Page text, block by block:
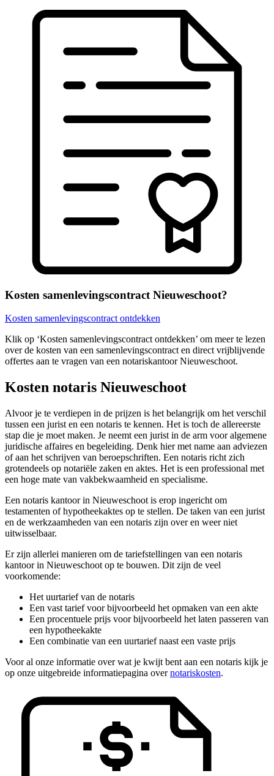
Kosten samenlevingscontract Nieuweschoot?
Kosten samenlevingscontract ontdekken
Klik op ‘Kosten samenlevingscontract ontdekken’ om meer te lezen
over de kosten van een samenlevingscontract en direct vrijblijvende
offertes aan te vragen van een notariskantoor Nieuweschoot.
Kosten notaris Nieuweschoot
Alvoor je te verdiepen in de prijzen is het belangrijk om het verschil
tussen een jurist en een notaris te kennen. Het is toch de allereerste
stap die je moet maken. Je neemt een jurist in de arm voor algemene
juridische affaires en begeleiding. Denk hier met name aan adviezen
of aan het schrijven van beroepschriften. Een notaris richt zich
grotendeels op notariële zaken en aktes. Het is een professional met
een hoge mate van vakbekwaamheid en specialisme.
Een notaris kantoor in Nieuweschoot is erop ingericht om
testamenten of hypotheekaktes op te stellen. De taken van een jurist
en de werkzaamheden van een notaris zijn over en weer niet
uitwisselbaar.
Er zijn allerlei manieren om de tariefstellingen van een notaris
kantoor in Nieuweschoot op te bouwen. Dit zijn de veel
voorkomende:
Het uurtarief van de notaris
Een vast tarief voor bijvoorbeeld het opmaken van een akte
Een procentuele prijs voor bijvoorbeeld het laten passeren van
een hypotheekakte
Een combinatie van een uurtarief naast een vaste prijs
Voor al onze informatie over wat je kwijt bent aan een notaris kijk je
op onze uitgebreide informatiepagina overnotariskosten.